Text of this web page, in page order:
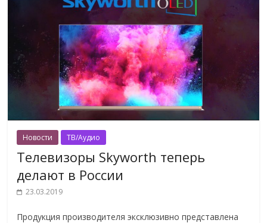
Новости ТВ/Аудио
Телевизоры Skyworth теперь
делают в России
23.03.2019
Продукция производителя эксклюзивно представлена